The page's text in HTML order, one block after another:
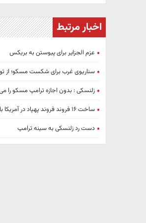
اخبار مرتبط
عزم الجزایر برای پیوستن به بریکس
سناریوی غرب برای شکست مسکو؛ از
زلنسکی : بدون اجازه ترامپ مسکو را
ساخت ۱۶ فروند فروند پهپاد در آمریکا با مهندسی معکوس پهپاد ایرانی
دست رد زلنسکی به سینه ترامپ